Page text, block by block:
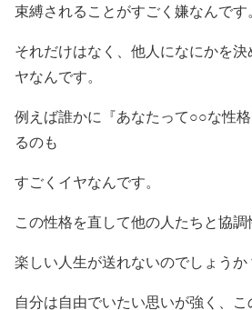
束縛されることがすごく嫌なんです。
それだけはなく、他人になにかを
ヤなんです。
例えば誰かに『あなたって○○な性
るのも
すごくイヤなんです。
この性格を直して他の人たちと協調
楽しい人生が送れないのでしょうか
自分は自由でいたい思いが強く、